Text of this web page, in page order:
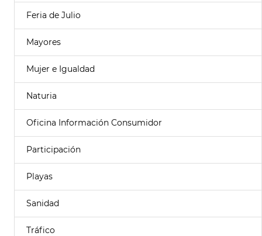
Feria de Julio
Mayores
Mujer e Igualdad
Naturia
Oficina Información Consumidor
Participación
Playas
Sanidad
Tráfico